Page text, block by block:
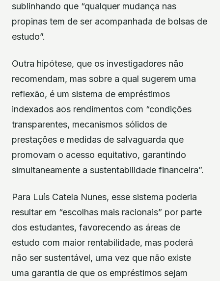
sublinhando que “qualquer mudança nas
propinas tem de ser acompanhada de bolsas de
estudo”.
Outra hipótese, que os investigadores não
recomendam, mas sobre a qual sugerem uma
reflexão, é um sistema de empréstimos
indexados aos rendimentos com “condições
transparentes, mecanismos sólidos de
prestações e medidas de salvaguarda que
promovam o acesso equitativo, garantindo
simultaneamente a sustentabilidade financeira”.
Para Luís Catela Nunes, esse sistema poderia
resultar em “escolhas mais racionais” por parte
dos estudantes, favorecendo as áreas de
estudo com maior rentabilidade, mas poderá
não ser sustentável, uma vez que não existe
uma garantia de que os empréstimos sejam